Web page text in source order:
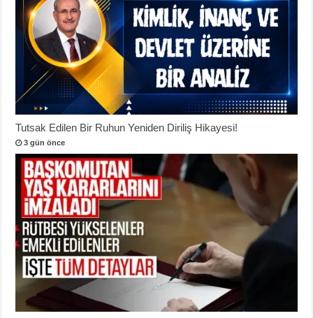
Tutsak Edilen Bir Ruhun Yeniden Diriliş Hikayesi!
3 gün önce